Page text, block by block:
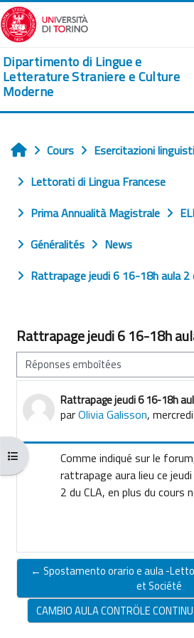
Passer au contenu principal
Dipartimento di Lingue e
Letterature Straniere e Culture
Moderne
Ouvrir l’index du cours
Accueil
Cours
Esercitazioni
Lettorati di Lingua Francese
Prima Annualità Magistrale
Généralités
News
Rattrapage jeudi 6 16-18h aula 2
Rattrapage jeudi 6 16-18h
Type d’affichage
Rattrapage jeudi 6 16-18h
parOlivia Galisson,
Nombre de réponses : 0
Comme indiqué sur le
rattrapage aura lieu ce
2 du CLA, en plus du cours
← Spostamento orario e aula -
et Société
CAMBIO AULA CONTRÖLE